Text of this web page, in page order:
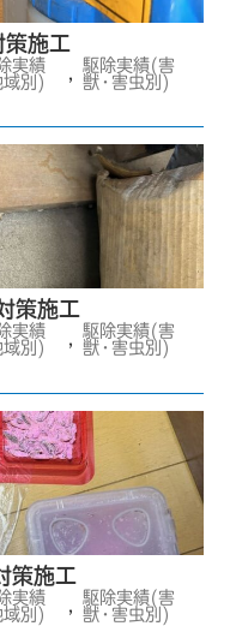
施工
実績
域別)
駆除実績(害
獣・害虫別)
策施工
実績
域別)
,
駆除実績(害
獣・害虫別)
策施工
実績
域別)
,
駆除実績(害
獣・害虫別)